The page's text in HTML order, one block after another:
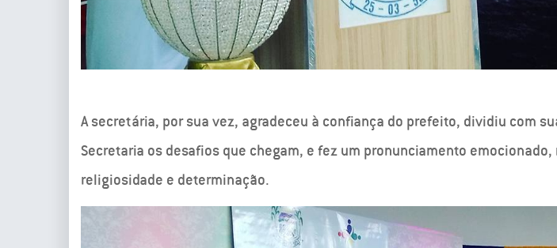
A secretária, por sua vez, agradeceu à confiança do prefeito, dividiu com
Secretaria os desafios que chegam, e fez um pronunciamento emocionado,
religiosidade e determinação.